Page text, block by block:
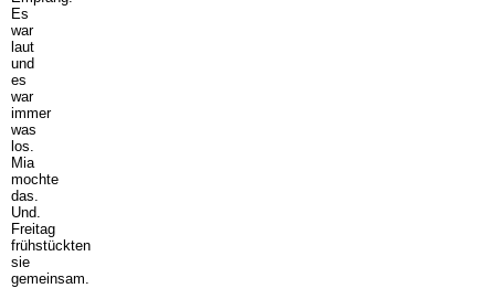
Es
war
laut
und
es
war
immer
was
los.
Mia
mochte
das.
Und.
Freitag
frühstückten
sie
gemeinsam.